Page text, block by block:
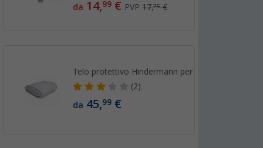
da 14,99 € PVP17,75€
Telo protettivo Hindermann per oblò
(2)
da 45,99 €